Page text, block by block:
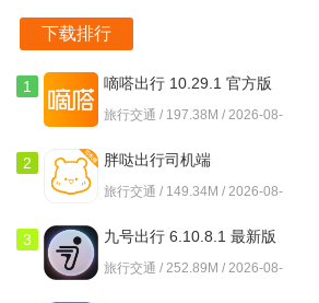
后即可完成注册。
2. 如何找到最近的电单车？
在软件首页，用户可以通过地图功能查
置，选择最近的车辆进行骑行。
3. 乘坐打车服务时如何确认司机身份？
用户在乘车前可以查看司机的姓名、车
安全和可靠。
下载排行
1 嘀嗒出行 10.29.1 官方版
旅行交通 / 197.38M / 2026-08-
2
胖哒出行司机端
6.70.0.0004 官方版
旅行交通 / 149.34M / 2026-08-
3 九号出行 6.10.8.1 最新版
旅行交通 / 252.89M / 2026-08-